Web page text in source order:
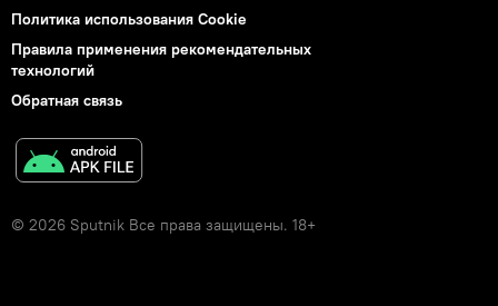
Политика использования Cookie
Правила применения рекомендательных
технологий
Обратная связь
© 2026 Sputnik Все права защищены. 18+